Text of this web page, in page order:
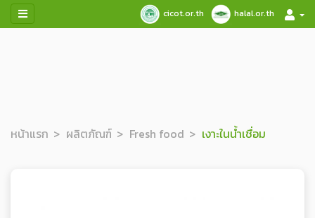
cicot.or.th halal.or.th
หน้าแรก ผลิตภัณฑ์ Fresh food เงาะในน้ำเชื่อม